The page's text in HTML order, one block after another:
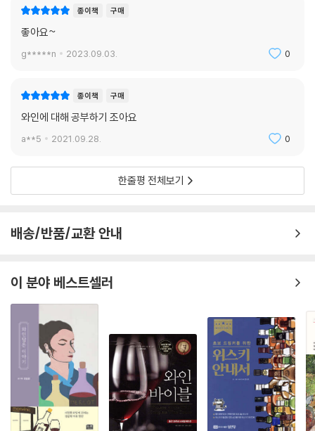
종이책 구매
좋아요~
g*****n 2023.09.03. 0
종이책 구매
와인에 대해 공부하기 조아요
a**5 2021.09.28. 0
한줄평 전체보기
배송/반품/교환 안내
이 분야 베스트셀러